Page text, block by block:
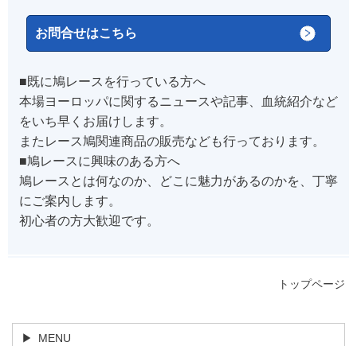
お問合せはこちら
■既に鳩レースを行っている方へ
本場ヨーロッパに関するニュースや記事、血統紹介など
をいち早くお届けします。
またレース鳩関連商品の販売なども行っております。
■鳩レースに興味のある方へ
鳩レースとは何なのか、どこに魅力があるのかを、丁寧
にご案内します。
初心者の方大歓迎です。
トップページ
MENU